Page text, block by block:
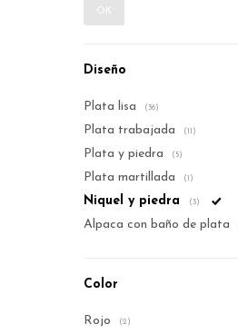
OK
Diseño
Plata lisa (36)
Plata trabajada (11)
Plata y piedra (5)
Plata martillada (1)
Niquel y piedra (3)
Alpaca con baño de plata
Color
Rojo (2)